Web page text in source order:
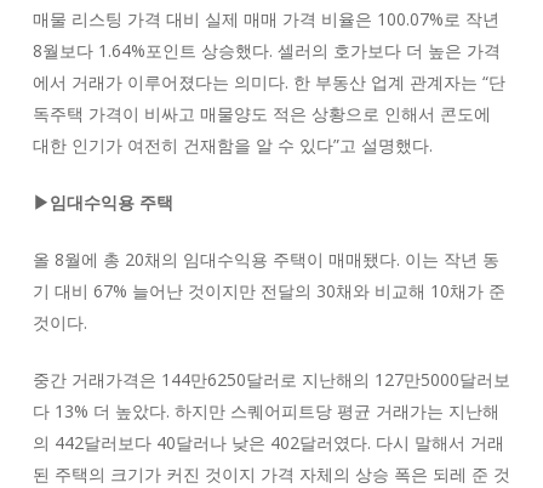
매물 리스팅 가격 대비 실제 매매 가격 비율은 100.07%로 작년
8월보다 1.64%포인트 상승했다. 셀러의 호가보다 더 높은 가격
에서 거래가 이루어졌다는 의미다. 한 부동산 업계 관계자는 “단
독주택 가격이 비싸고 매물양도 적은 상황으로 인해서 콘도에
대한 인기가 여전히 건재함을 알 수 있다”고 설명했다.
▶임대수익용 주택
올 8월에 총 20채의 임대수익용 주택이 매매됐다. 이는 작년 동
기 대비 67% 늘어난 것이지만 전달의 30채와 비교해 10채가 준
것이다.
중간 거래가격은 144만6250달러로 지난해의 127만5000달러보
다 13% 더 높았다. 하지만 스퀘어피트당 평균 거래가는 지난해
의 442달러보다 40달러나 낮은 402달러였다. 다시 말해서 거래
된 주택의 크기가 커진 것이지 가격 자체의 상승 폭은 되레 준 것